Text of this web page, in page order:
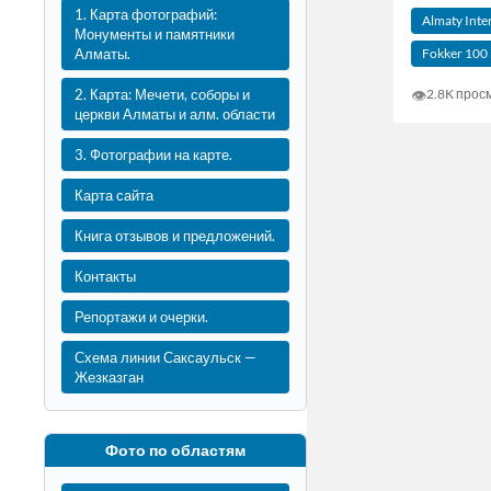
1. Карта фотографий:
Монументы и памятники
Алматы.
2. Карта: Мечети, соборы и
церкви Алматы и алм. области
3. Фотографии на карте.
Карта сайта
Книга отзывов и предложений.
Контакты
Репортажи и очерки.
Схема линии Саксаульск —
Жезказган
Фото по областям
Almaty
Fokker 100
👁2.8K